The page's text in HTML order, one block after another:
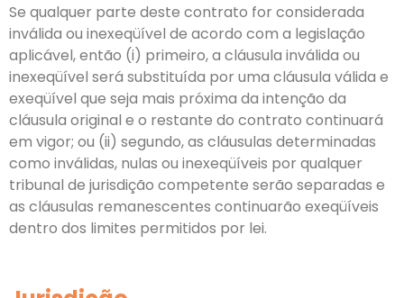
Se qualquer parte deste contrato for considerada
inválida ou inexeqüível de acordo com a legislação
aplicável, então (i) primeiro, a cláusula inválida ou
inexeqüível será substituída por uma cláusula válida e
exeqüível que seja mais próxima da intenção da
cláusula original e o restante do contrato continuará
em vigor; ou (ii) segundo, as cláusulas determinadas
como inválidas, nulas ou inexeqüíveis por qualquer
tribunal de jurisdição competente serão separadas e
as cláusulas remanescentes continuarão exeqüíveis
dentro dos limites permitidos por lei.